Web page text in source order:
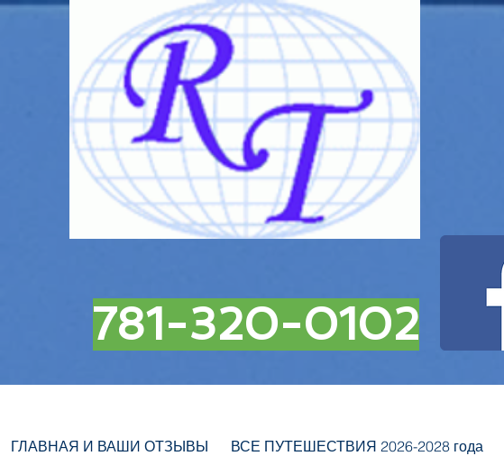
781-320-0102
ГЛАВНАЯ И ВАШИ ОТЗЫВЫ ВСЕ ПУТЕШЕСТВИЯ 2026-2028 года